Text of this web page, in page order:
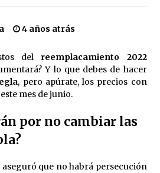
incautan 15 autos de lujo
atrás
atrás
4 años atrás
del reemplacamiento 2022
Y lo que debes de hacer
, pero apúrate, los precios con
mes de junio.
por no cambiar las
que no habrá persecución